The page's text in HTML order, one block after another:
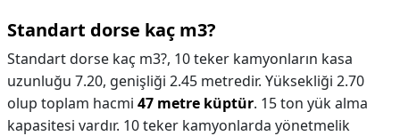
Standart dorse kaç m3?
Standart dorse kaç m3?, 10 teker kamyonların kasa
uzunluğu 7.20, genişliği 2.45 metredir. Yüksekliği 2.70
olup toplam hacmi 47 metre küptür. 15 ton yük alma
kapasitesi vardır. 10 teker kamyonlarda yönetmelik